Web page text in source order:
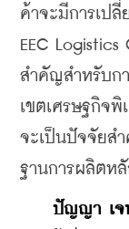
ค้าจะมีการเป
EEC
สำคัญสำหรับก
เขตเศรษฐกิจพิ
จะเป็นปัจจัยส
ฐานการผลิตห
ปัญญา เจ